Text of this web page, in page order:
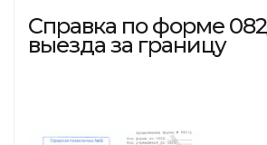
Справка по форме
выезда за границу